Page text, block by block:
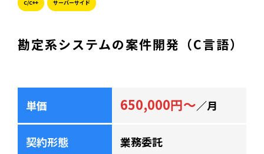
C/C++ サーバーサイド
勘定系システムの案件開発（C言語）
単価 650,000円～／月
契約形態 業務委託